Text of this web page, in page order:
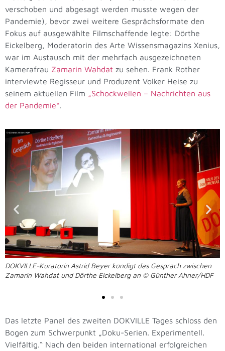
verschoben und abgesagt werden musste wegen der
Pandemie), bevor zwei weitere Gesprächsformate den
Fokus auf ausgewählte Filmschaffende legte: Dörthe
Eickelberg, Moderatorin des Arte Wissensmagazins Xenius,
war im Austausch mit der mehrfach ausgezeichneten
Kamerafrau Zamarin Wahdat zu sehen. Frank Rother
interviewte Regisseur und Produzent Volker Heise zu
seinem aktuellen Film „Schockwellen – Nachrichten aus
der Pandemie“.
DOKVILLE-Kuratorin Astrid Beyer kündigt das Gespräch zwischen
Zamarin Wahdat und Dörthe Eickelberg an © Günther Ahner/HDF
Das letzte Panel des zweiten DOKVILLE Tages schloss den
Bogen zum Schwerpunkt „Doku-Serien. Experimentell.
Vielfältig.“ Nach den beiden international erfolgreichen